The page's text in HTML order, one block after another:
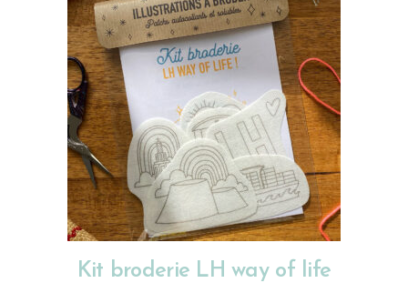
AJOUTER AU PANIER
Kit broderie LH way of life